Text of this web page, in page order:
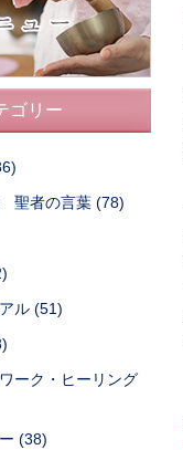
ゴリー
聖者の言葉 (78)
ル (51)
ーク・ヒーリング
(38)